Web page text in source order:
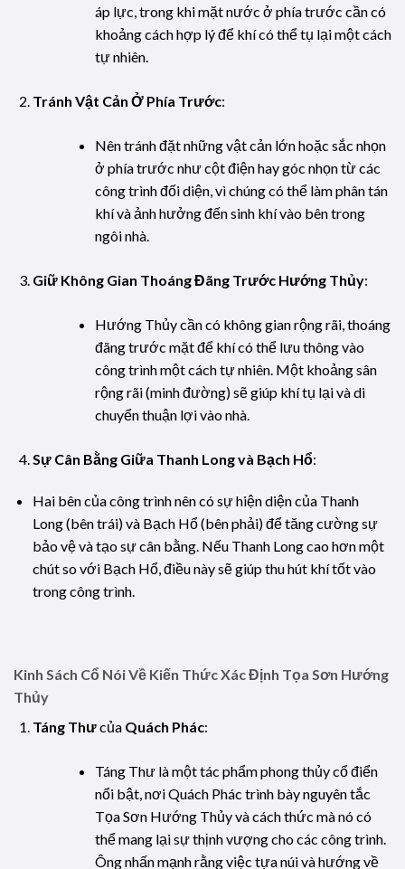
áp lực, trong khi mặt nước ở phía trước cần có
khoảng cách hợp lý để khí có thể tụ lại một cách
tự nhiên.
Tránh Vật Cản Ở Phía Trước:
Nên tránh đặt những vật cản lớn hoặc sắc nhọn
ở phía trước như cột điện hay góc nhọn từ các
công trình đối diện, vì chúng có thể làm phân tán
khí và ảnh hưởng đến sinh khí vào bên trong
ngôi nhà.
Giữ Không Gian Thoáng Đãng Trước Hướng Thủy:
Hướng Thủy cần có không gian rộng rãi, thoáng
đãng trước mặt để khí có thể lưu thông vào
công trình một cách tự nhiên. Một khoảng sân
rộng rãi (minh đường) sẽ giúp khí tụ lại và di
chuyển thuận lợi vào nhà.
Sự Cân Bằng Giữa Thanh Long và Bạch Hổ:
Hai bên của công trình nên có sự hiện diện của Thanh
Long (bên trái) và Bạch Hổ (bên phải) để tăng cường sự
bảo vệ và tạo sự cân bằng. Nếu Thanh Long cao hơn một
chút so với Bạch Hổ, điều này sẽ giúp thu hút khí tốt vào
trong công trình.
Kinh Sách Cổ Nói Về Kiến Thức Xác Định Tọa Sơn Hướng
Thủy
Táng Thưcủa Quách Phác:
Táng Thư là một tác phẩm phong thủy cổ điển
nổi bật, nơi Quách Phác trình bày nguyên tắc
Tọa Sơn Hướng Thủy và cách thức mà nó có
thể mang lại sự thịnh vượng cho các công trình.
Ông nhấn mạnh rằng việc tựa núi và hướng về